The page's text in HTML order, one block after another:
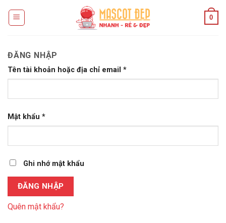
0
ĐĂNG NHẬP
Tên tài khoản hoặc địa chỉ email *
Mật khẩu *
Ghi nhớ mật khẩu
ĐĂNG NHẬP
Quên mật khẩu?